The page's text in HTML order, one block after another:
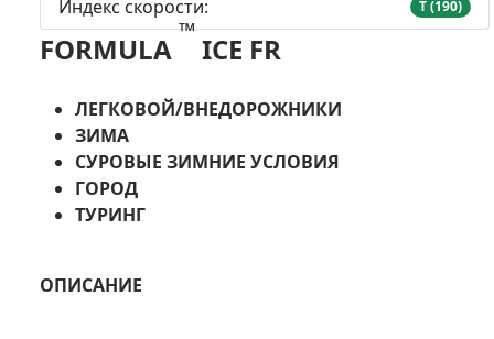
Индекс скорости: T (190)
FORMULA
™
ICE FR
ЛЕГКОВОЙ/ВНЕДОРОЖНИКИ
ЗИМА
СУРОВЫЕ ЗИМНИЕ УСЛОВИЯ
ГОРОД
ТУРИНГ
ОПИСАНИЕ